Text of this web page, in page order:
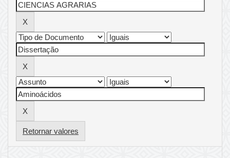
Retornar valores